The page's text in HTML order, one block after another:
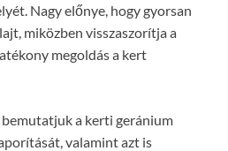
Nagy előnye, hogy gyorsan
miközben visszaszorítja a
megoldás a kert
a kerti geránium
valamint azt is